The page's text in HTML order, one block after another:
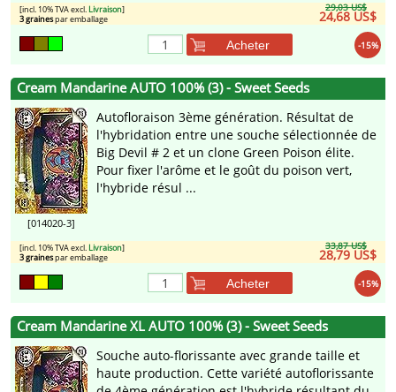
29,03 US$
24,68 US$
[incl. 10% TVA excl. Livraison]
3 grainespar emballage
-15%
Acheter
Cream Mandarine AUTO 100% (3) - Sweet Seeds
[014020-3]
Autofloraison 3ème génération. Résultat de
l'hybridation entre une souche sélectionnée de
Big Devil # 2 et un clone Green Poison élite.
Pour fixer l'arôme et le goût du poison vert,
l'hybride résul ...
33,87 US$
28,79 US$
[incl. 10% TVA excl. Livraison]
3 grainespar emballage
-15%
Acheter
Cream Mandarine XL AUTO 100% (3) - Sweet Seeds
Souche auto-florissante avec grande taille et
haute production. Cette variété autoflorissante